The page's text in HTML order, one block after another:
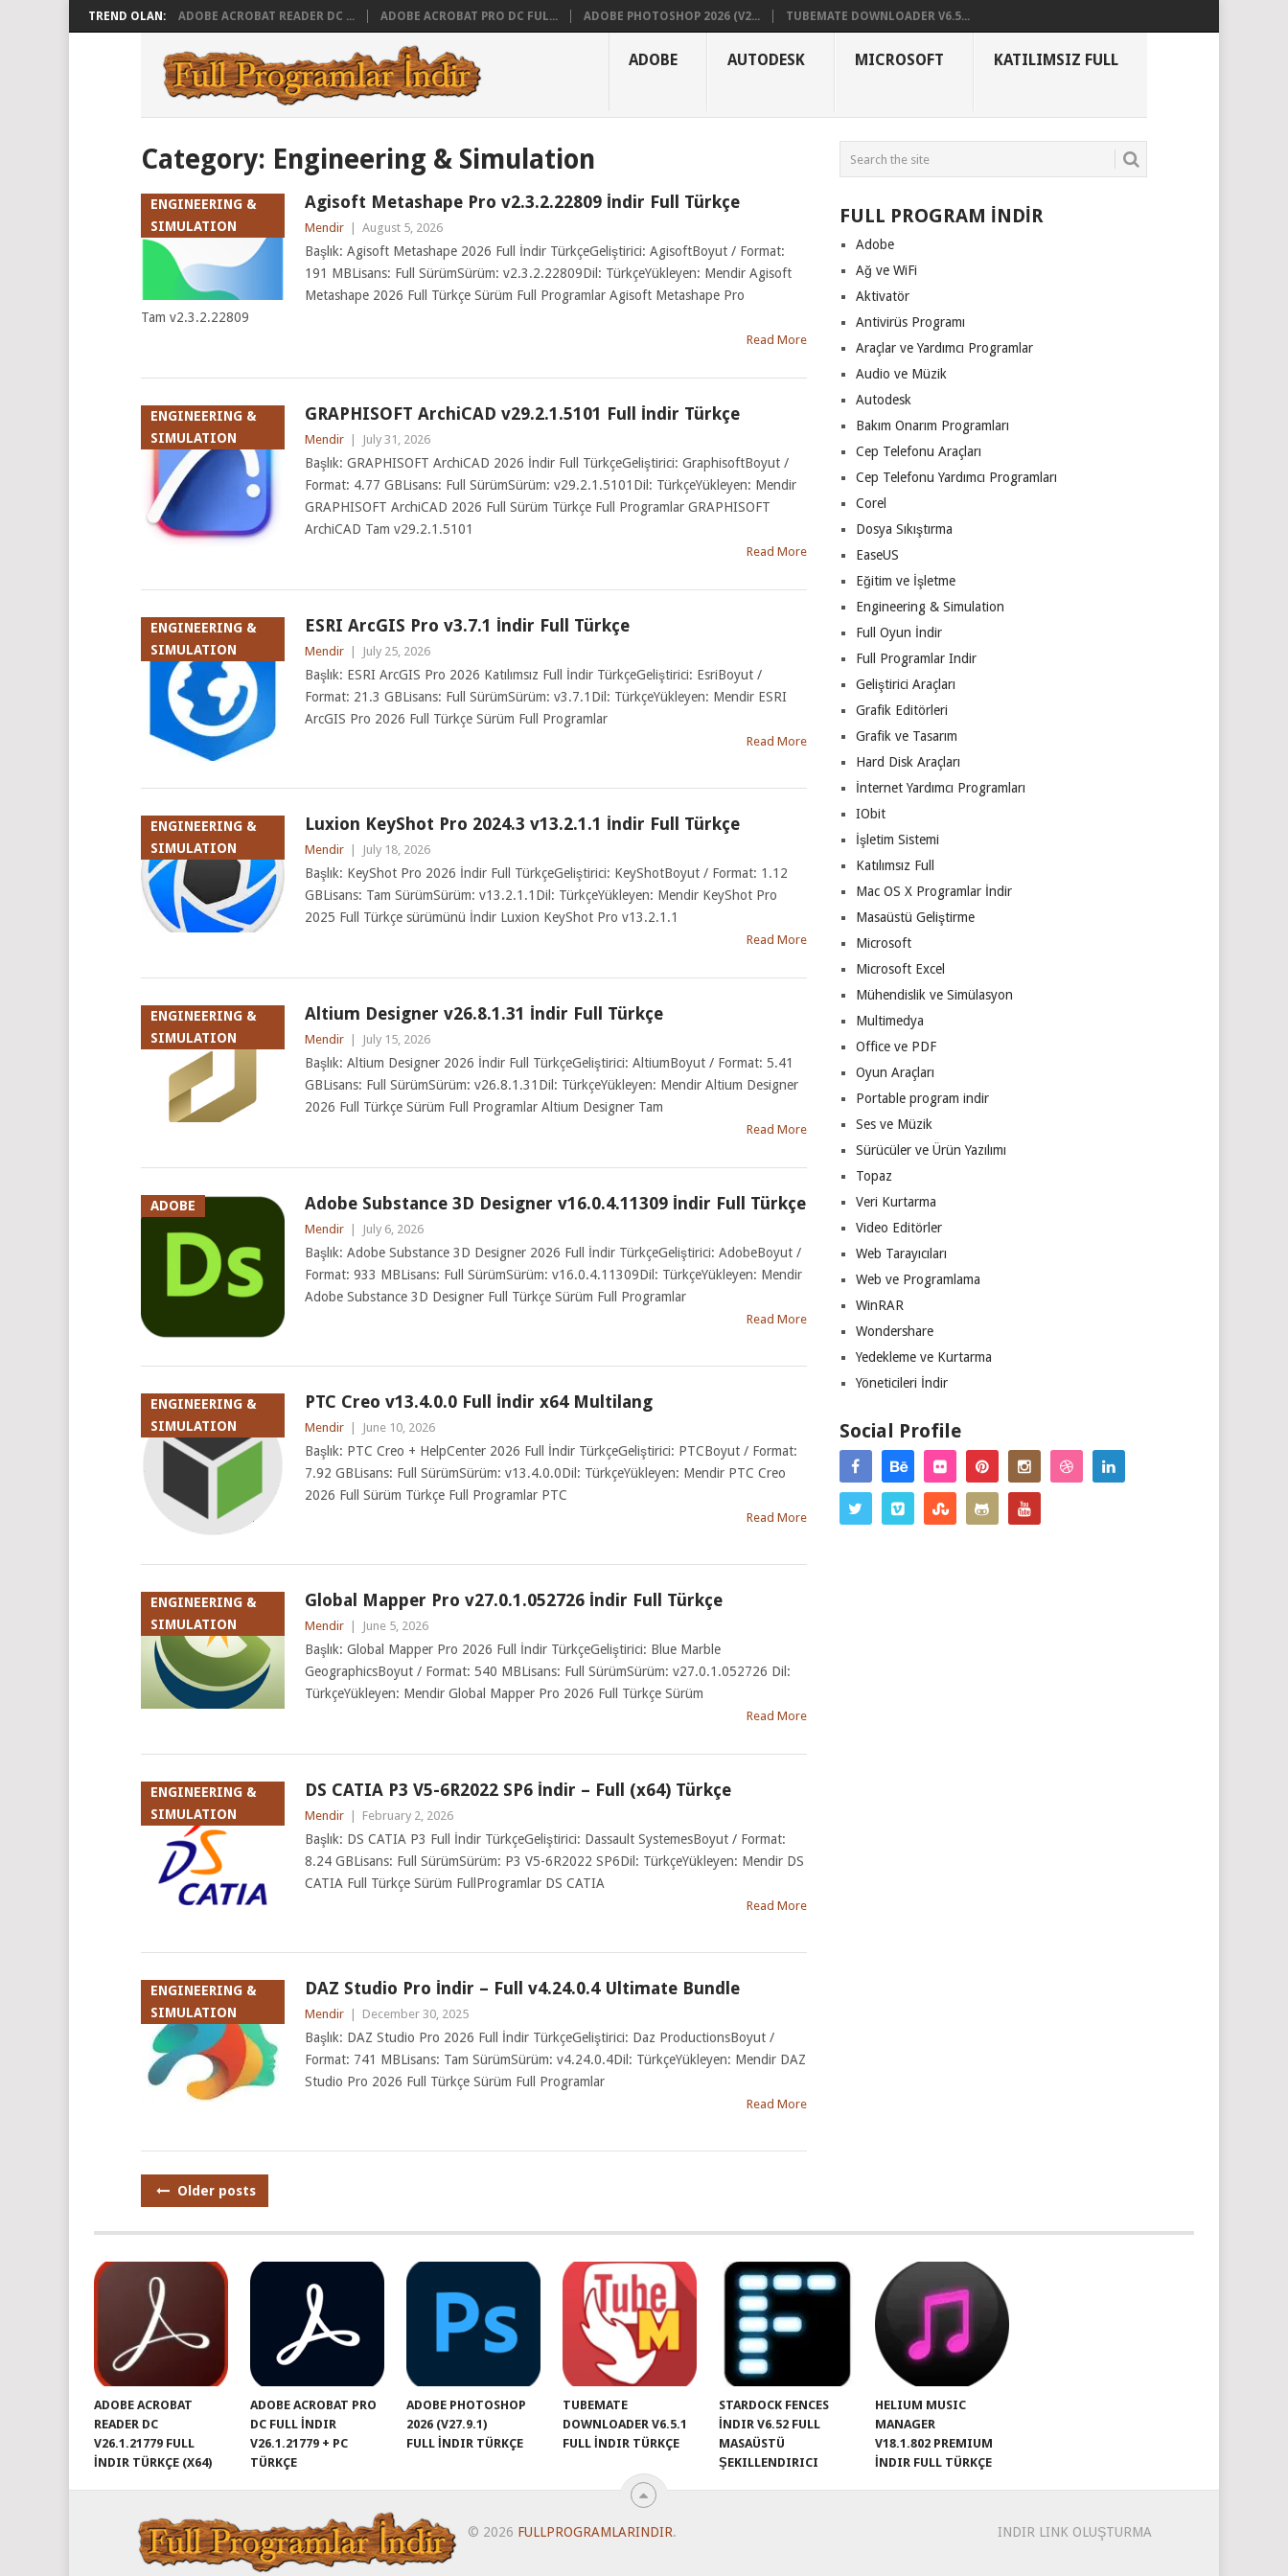
TREND OLAN: ADOBE ACROBAT READER DC ... ADOBE ACROBAT PRO DC FUL... ADOBE PHOTOSHOP 2026 (V2... TUBEMATE DOWNLOADER V6.5...
ADOBE AUTODESK MICROSOFT KATILIMSIZ FULL
Category: Engineering & Simulation
ENGINEERING &
SIMULATION
Agisoft Metashape Pro v2.3.2.22809 İndir Full Türkçe
Mendir August 5, 2026
Başlık: Agisoft Metashape 2026 Full İndir TürkçeGeliştirici: AgisoftBoyut / Format:
191 MBLisans: Full SürümSürüm: v2.3.2.22809Dil: TürkçeYükleyen: Mendir Agisoft
Metashape 2026 Full Türkçe Sürüm Full Programlar Agisoft Metashape Pro
Tam v2.3.2.22809
Read More
ENGINEERING &
SIMULATION
GRAPHISOFT ArchiCAD v29.2.1.5101 Full İndir Türkçe
Mendir July 31, 2026
Başlık: GRAPHISOFT ArchiCAD 2026 İndir Full TürkçeGeliştirici: GraphisoftBoyut /
Format: 4.77 GBLisans: Full SürümSürüm: v29.2.1.5101Dil: TürkçeYükleyen: Mendir
GRAPHISOFT ArchiCAD 2026 Full Sürüm Türkçe Full Programlar GRAPHISOFT
ArchiCAD Tam v29.2.1.5101
Read More
ENGINEERING &
SIMULATION
ESRI ArcGIS Pro v3.7.1 İndir Full Türkçe
Mendir July 25, 2026
Başlık: ESRI ArcGIS Pro 2026 Katılımsız Full İndir TürkçeGeliştirici: EsriBoyut /
Format: 21.3 GBLisans: Full SürümSürüm: v3.7.1Dil: TürkçeYükleyen: Mendir ESRI
ArcGIS Pro 2026 Full Türkçe Sürüm Full Programlar
Read More
ENGINEERING &
SIMULATION
Luxion KeyShot Pro 2024.3 v13.2.1.1 İndir Full Türkçe
Mendir July 18, 2026
Başlık: KeyShot Pro 2026 İndir Full TürkçeGeliştirici: KeyShotBoyut / Format: 1.12
GBLisans: Tam SürümSürüm: v13.2.1.1Dil: TürkçeYükleyen: Mendir KeyShot Pro
2025 Full Türkçe sürümünü İndir Luxion KeyShot Pro v13.2.1.1
Read More
ENGINEERING &
SIMULATION
Altium Designer v26.8.1.31 İndir Full Türkçe
Mendir July 15, 2026
Başlık: Altium Designer 2026 İndir Full TürkçeGeliştirici: AltiumBoyut / Format: 5.41
GBLisans: Full SürümSürüm: v26.8.1.31Dil: TürkçeYükleyen: Mendir Altium Designer
2026 Full Türkçe Sürüm Full Programlar Altium Designer Tam
Read More
ADOBE Adobe Substance 3D Designer v16.0.4.11309 İndir Full Türkçe
Mendir July 6, 2026
Başlık: Adobe Substance 3D Designer 2026 Full İndir TürkçeGeliştirici: AdobeBoyut /
Format: 933 MBLisans: Full SürümSürüm: v16.0.4.11309Dil: TürkçeYükleyen: Mendir
Adobe Substance 3D Designer Full Türkçe Sürüm Full Programlar
Read More
ENGINEERING &
SIMULATION
PTC Creo v13.4.0.0 Full İndir x64 Multilang
Mendir June 10, 2026
Başlık: PTC Creo + HelpCenter 2026 Full İndir TürkçeGeliştirici: PTCBoyut / Format:
7.92 GBLisans: Full SürümSürüm: v13.4.0.0Dil: TürkçeYükleyen: Mendir PTC Creo
2026 Full Sürüm Türkçe Full Programlar PTC
Read More
ENGINEERING &
SIMULATION
Global Mapper Pro v27.0.1.052726 İndir Full Türkçe
Mendir June 5, 2026
Başlık: Global Mapper Pro 2026 Full İndir TürkçeGeliştirici: Blue Marble
GeographicsBoyut / Format: 540 MBLisans: Full SürümSürüm: v27.0.1.052726 Dil:
TürkçeYükleyen: Mendir Global Mapper Pro 2026 Full Türkçe Sürüm
Read More
ENGINEERING &
SIMULATION
DS CATIA P3 V5-6R2022 SP6 İndir – Full (x64) Türkçe
Mendir February 2, 2026
Başlık: DS CATIA P3 Full İndir TürkçeGeliştirici: Dassault SystemesBoyut / Format:
8.24 GBLisans: Full SürümSürüm: P3 V5-6R2022 SP6Dil: TürkçeYükleyen: Mendir DS
CATIA Full Türkçe Sürüm FullProgramlar DS CATIA
Read More
ENGINEERING &
SIMULATION
DAZ Studio Pro İndir – Full v4.24.0.4 Ultimate Bundle
Mendir December 30, 2025
Başlık: DAZ Studio Pro 2026 Full İndir TürkçeGeliştirici: Daz ProductionsBoyut /
Format: 741 MBLisans: Tam SürümSürüm: v4.24.0.4Dil: TürkçeYükleyen: Mendir DAZ
Studio Pro 2026 Full Türkçe Sürüm Full Programlar
Read More
PostsOlder posts
FULL PROGRAM İNDİR
Adobe
Ağ ve WiFi
Aktivatör
Antivirüs Programı
Araçlar ve Yardımcı Programlar
Audio ve Müzik
Autodesk
Bakım Onarım Programları
Cep Telefonu Araçları
Cep Telefonu Yardımcı Programları
Corel
Dosya Sıkıştırma
EaseUS
Eğitim ve İşletme
Engineering & Simulation
Full Oyun İndir
Full Programlar Indir
Geliştirici Araçları
Grafik Editörleri
Grafik ve Tasarım
Hard Disk Araçları
İnternet Yardımcı Programları
IObit
İşletim Sistemi
Katılımsız Full
Mac OS X Programlar İndir
Masaüstü Geliştirme
Microsoft
Microsoft Excel
Mühendislik ve Simülasyon
Multimedya
Office ve PDF
Oyun Araçları
Portable program indir
Ses ve Müzik
Sürücüler ve Ürün Yazılımı
Topaz
Veri Kurtarma
Video Editörler
Web Tarayıcıları
Web ve Programlama
WinRAR
Wondershare
Yedekleme ve Kurtarma
Yöneticileri İndir
Social Profile
ADOBE ACROBAT
READER DC
V26.1.21779 FULL
İNDIR TÜRKÇE (X64)
ADOBE ACROBAT PRO
DC FULL İNDIR
V26.1.21779 + PC
TÜRKÇE
ADOBE PHOTOSHOP
2026 (V27.9.1)
FULL İNDIR TÜRKÇE
TUBEMATE
DOWNLOADER V6.5.1
FULL İNDIR TÜRKÇE
STARDOCK FENCES
İNDIR V6.52 FULL
MASAÜSTÜ
ŞEKILLENDIRICI
HELIUM MUSIC
MANAGER
V18.1.802 PREMIUM
İNDIR FULL TÜRKÇE
© 2026 FULLPROGRAMLARINDIR. INDIR LINK OLUŞTURMA